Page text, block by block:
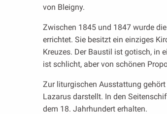
von Bleigny.
Zwischen 1845 und 1847 wurde
errichtet. Sie besitzt ein einziges
Kreuzes. Der Baustil ist gotisch, in
ist schlicht, aber von schönen
Zur liturgischen Ausstattung
Lazarus darstellt. In den
dem 18. Jahrhundert erhalten.